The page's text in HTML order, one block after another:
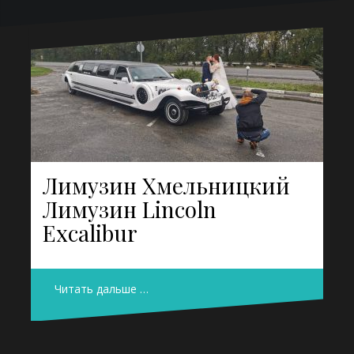
Лимузин Хмельницкий
Лимузин Lincoln
Excalibur
Читать дальше …